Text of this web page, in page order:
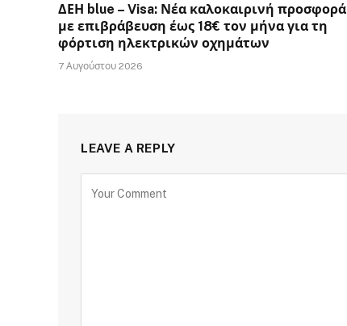
ΔΕΗ blue – Visa: Νέα καλοκαιρινή προσφορά
με επιβράβευση έως 18€ τον μήνα για τη
φόρτιση ηλεκτρικών οχημάτων
7 Αυγούστου 2026
LEAVE A REPLY